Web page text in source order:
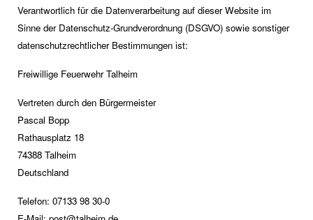
Verantwortlich für die Datenverarbeitung auf dieser Website im
Sinne der Datenschutz-Grundverordnung (DSGVO) sowie sonstiger
datenschutzrechtlicher Bestimmungen ist:
Freiwillige Feuerwehr Talheim
Vertreten durch den Bürgermeister
Pascal Bopp
Rathausplatz 18
74388 Talheim
Deutschland
Telefon: 07133 98 30-0